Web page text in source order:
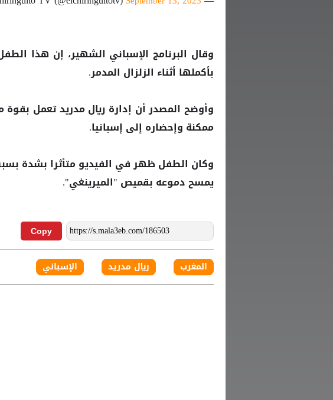
وقال البرنامج الإسباني الشهير، إن هذا
بأكملها أثناء الزلزال المدمر.
وأوضح المصدر أن إدارة ريال مدريد تعمل
ممكنة وإحضاره إلى إسبانيا.
وكان الطفل ظهر في الفيديو متأثرا بشدة
يمسح دموعه بقميص "الميرينغي".
Copy
المغرب ريال مدريد الإسباني